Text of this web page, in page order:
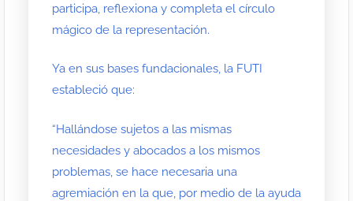
participa, reflexiona y completa el círculo
mágico de la representación.
Ya en sus bases fundacionales, la FUTI
estableció que:
“Hallándose sujetos a las mismas
necesidades y abocados a los mismos
problemas, se hace necesaria una
agremiación en la que, por medio de la ayuda